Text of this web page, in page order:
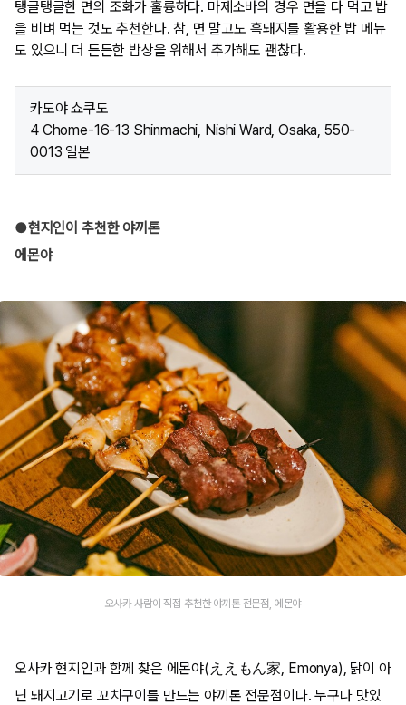
탱글탱글한 면의 조화가 훌륭하다. 마제소바의 경우 면을 다 먹고 밥
을 비벼 먹는 것도 추천한다. 참, 면 말고도 흑돼지를 활용한 밥 메뉴
도 있으니 더 든든한 밥상을 위해서 추가해도 괜찮다.
카도야 쇼쿠도
4 Chome-16-13 Shinmachi, Nishi Ward, Osaka, 550-
0013 일본​
●현지인이 추천한 야끼톤
에몬야
오사카 사람이 직접 추천한 야끼톤 전문점, 에몬야
오사카 현지인과 함께 찾은 에몬야(ええもん家, Emonya), 닭이 아
닌 돼지고기로 꼬치구이를 만드는 야끼톤 전문점이다. 누구나 맛있